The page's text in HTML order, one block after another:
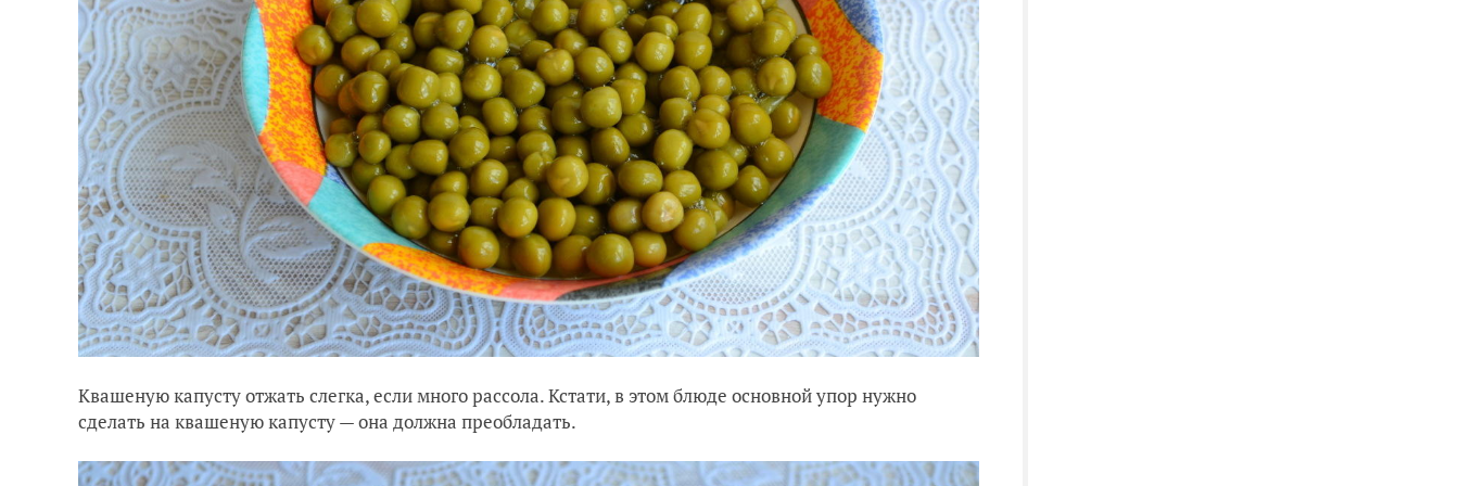
Квашеную капусту отжать слегка, если много рассола. Кстати, в этом блюде основной упор нужно
сделать на квашеную капусту — она должна преобладать.